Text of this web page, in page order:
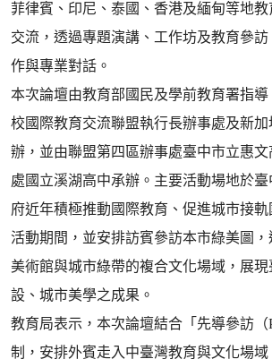
菲律賓、印尼、泰國、香港及緬甸等地
交流，透過專題演講、工作坊及教育參
作與專業對話。
本次論壇由教育部國民及學前教育署指
校國際教育交流聯盟執行長辦事處及新
辦，並由聯盟第四區辦事處臺中市立惠
處國立溪湖高中承辦。主要活動場地於
府近年積極推動國際教育、促進城市接軌
活動期間，並安排訪賓參訪本市綠美圖，
美術館與城市綠帶的複合文化場域，展
設、城市美學之成果。
教育局表示，本次論壇結合「先導參訪（
制，安排外賓走入中臺灣教育與文化場域